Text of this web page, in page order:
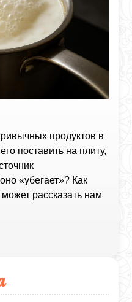
продуктов в
поставить на плиту,
«убегает»? Как
рассказать нам